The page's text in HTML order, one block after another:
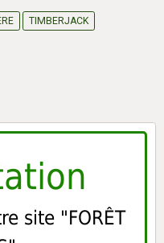
TIMBERJACK
site "FORÊT